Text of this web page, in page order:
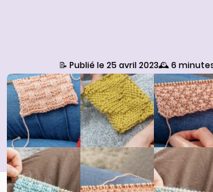
📝 Publié le 25 avril 2023🕰️ 6